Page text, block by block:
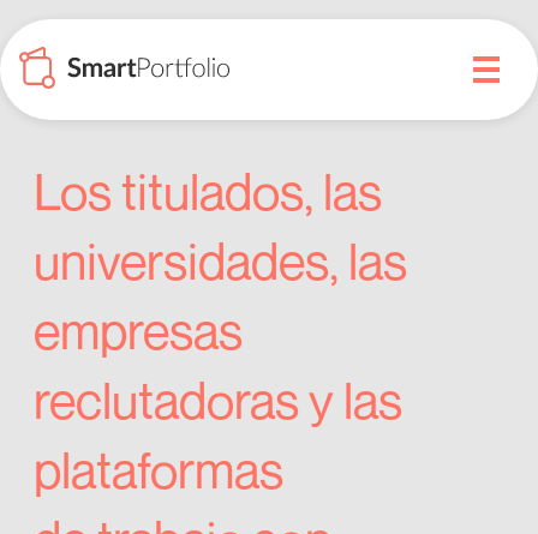
Testimonios
de
usuarios
Experiencia
en
la
puesta
valor
título
mediante
Web3
Los titulados, las
universidades, las
empresas
reclutadoras y las
plataformas